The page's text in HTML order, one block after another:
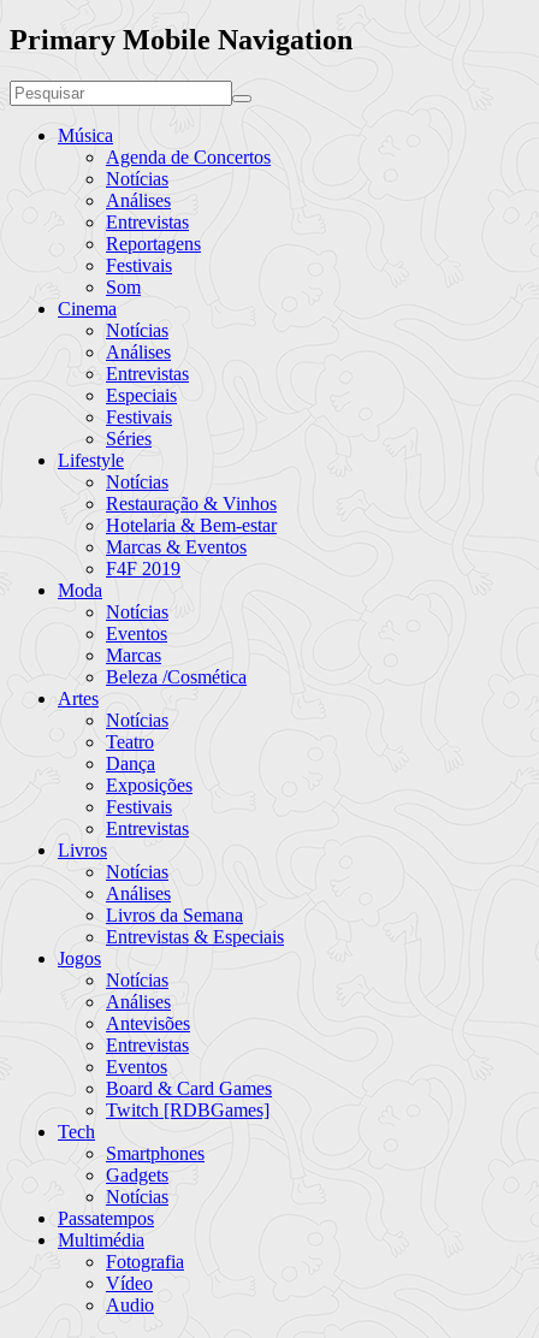
Primary Mobile Navigation
Música
Agenda de Concertos
Notícias
Análises
Entrevistas
Reportagens
Festivais
Som
Cinema
Notícias
Análises
Entrevistas
Especiais
Festivais
Séries
Lifestyle
Notícias
Restauração & Vinhos
Hotelaria & Bem-estar
Marcas & Eventos
F4F 2019
Moda
Notícias
Eventos
Marcas
Beleza /Cosmética
Artes
Notícias
Teatro
Dança
Exposições
Festivais
Entrevistas
Livros
Notícias
Análises
Livros da Semana
Entrevistas & Especiais
Jogos
Notícias
Análises
Antevisões
Entrevistas
Eventos
Board & Card Games
Twitch [RDBGames]
Tech
Smartphones
Gadgets
Notícias
Passatempos
Multimédia
Fotografia
Vídeo
Audio